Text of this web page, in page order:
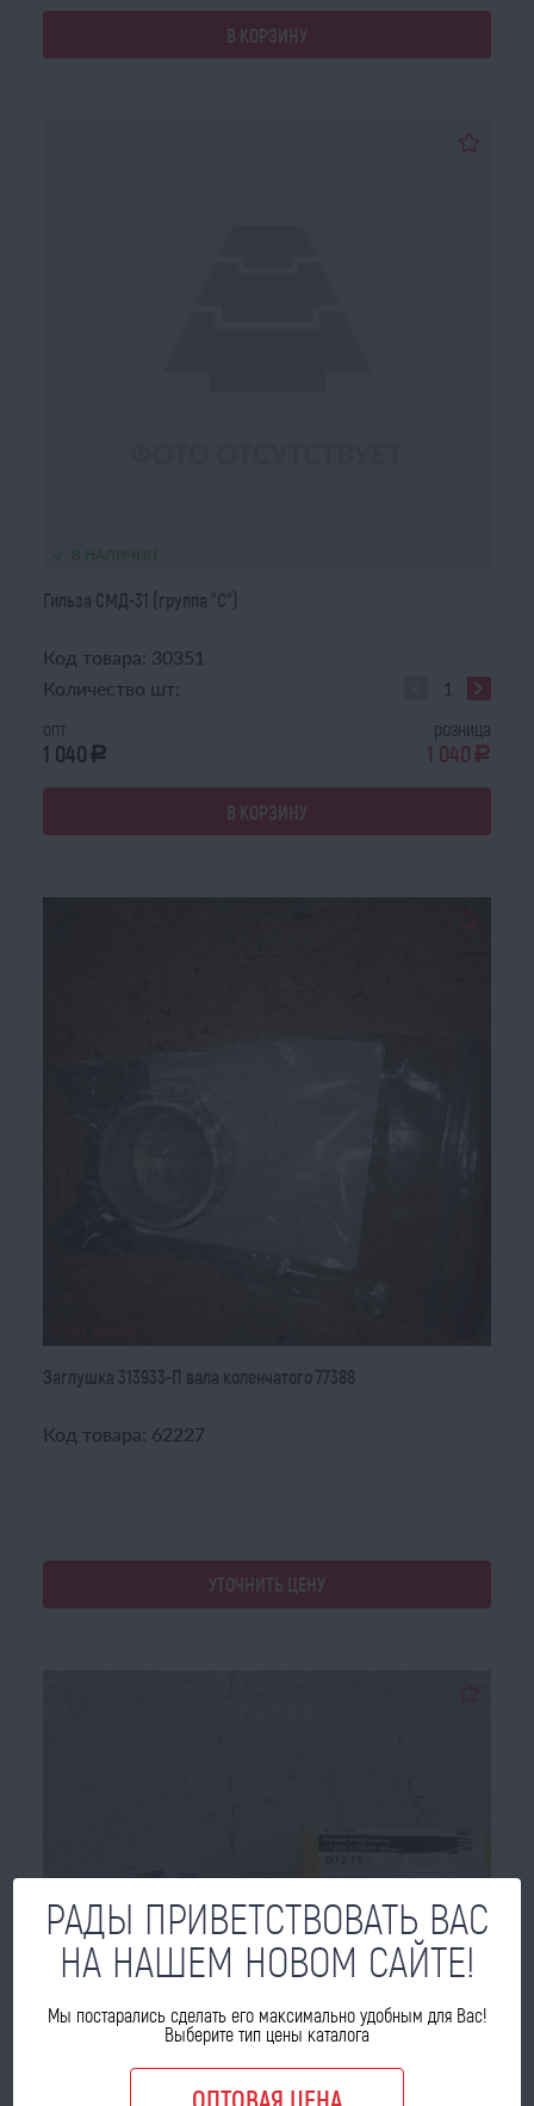
В КОРЗИНУ
В НАЛИЧИИ
Гильза СМД-31 (группа "С")
Код товара: 30351
Количество шт:
опт
1 040 a
розница
1 040 a
В КОРЗИНУ
Заглушка 313933-П вала коленчатого 77388
Код товара: 62227
УТОЧНИТЬ ЦЕНУ
РАДЫ ПРИВЕТСТВОВАТЬ ВАС
НА НАШЕМ НОВОМ САЙТЕ!
Мы постарались сделать его максимально удобным для Вас!
Выберите тип цены каталога
ОПТОВАЯ ЦЕНА